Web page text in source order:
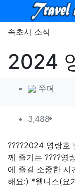
메뉴
속초시 소식
2024
작성자 정보
쭈미
컨텐츠 정보
3,488조회
본문
????2024 영랑호
께 즐기는 ????영
에 즐길 소중한 시
해요:) *웰니스(요